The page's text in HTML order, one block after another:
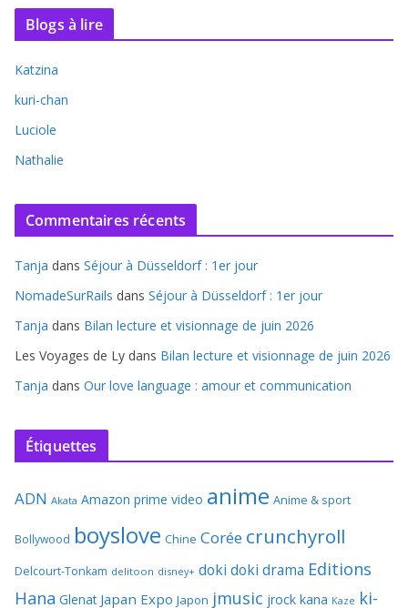
Blogs à lire
Katzina
kuri-chan
Luciole
Nathalie
Commentaires récents
Tanja dans Séjour à Düsseldorf : 1er jour
NomadeSurRails dans Séjour à Düsseldorf : 1er jour
Tanja dans Bilan lecture et visionnage de juin 2026
Les Voyages de Ly dans Bilan lecture et visionnage de juin 2026
Tanja dans Our love language : amour et communication
Étiquettes
ADN Akata Amazon prime video anime Anime & sport
Bollywood boyslove Chine Corée crunchyroll
Delcourt-Tonkam delitoon disney+ doki doki drama Editions
Hana Glenat Japan Expo Japon jmusic jrock kana Kaze ki-